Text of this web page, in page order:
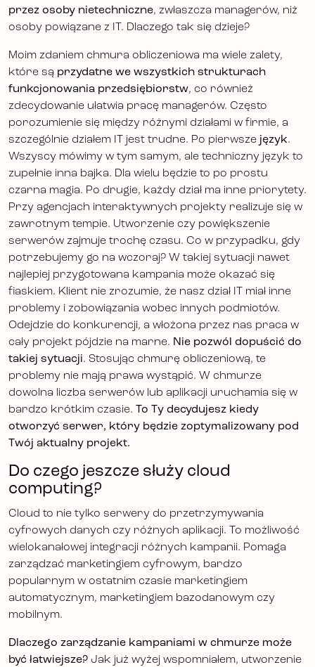
przez osoby nietechniczne, zwłaszcza managerów, niż
osoby powiązane z IT. Dlaczego tak się dzieje?
Moim zdaniem chmura obliczeniowa ma wiele zalety,
które są przydatne we wszystkich strukturach
funkcjonowania przedsiębiorstw, co również
zdecydowanie ułatwia pracę managerów. Często
porozumienie się między różnymi działami w firmie, a
szczególnie działem IT jest trudne. Po pierwsze język.
Wszyscy mówimy w tym samym, ale techniczny język to
zupełnie inna bajka. Dla wielu będzie to po prostu
czarna magia. Po drugie, każdy dział ma inne priorytety.
Przy agencjach interaktywnych projekty realizuje się w
zawrotnym tempie. Utworzenie czy powiększenie
serwerów zajmuje trochę czasu. Co w przypadku, gdy
potrzebujemy go na wczoraj? W takiej sytuacji nawet
najlepiej przygotowana kampania może okazać się
fiaskiem. Klient nie zrozumie, że nasz dział IT miał inne
problemy i zobowiązania wobec innych podmiotów.
Odejdzie do konkurencji, a włożona przez nas praca w
cały projekt pójdzie na marne. Nie pozwól dopuścić do
takiej sytuacji. Stosując chmurę obliczeniową, te
problemy nie mają prawa wystąpić. W chmurze
dowolna liczba serwerów lub aplikacji uruchamia się w
bardzo krótkim czasie. To Ty decydujesz kiedy
otworzyć serwer, który będzie zoptymalizowany pod
Twój aktualny projekt.
Do czego jeszcze służy cloud
computing?
Cloud to nie tylko serwery do przetrzymywania
cyfrowych danych czy różnych aplikacji. To możliwość
wielokanałowej integracji różnych kampanii. Pomaga
zarządzać marketingiem cyfrowym, bardzo
popularnym w ostatnim czasie marketingiem
automatycznym, marketingiem bazodanowym czy
mobilnym.
Dlaczego zarządzanie kampaniami w chmurze może
być łatwiejsze? Jak już wyżej wspomniałem, utworzenie